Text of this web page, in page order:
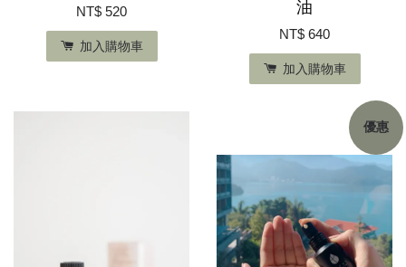
NT$ 520
加入購物車
油
NT$ 640
加入購物車
優惠